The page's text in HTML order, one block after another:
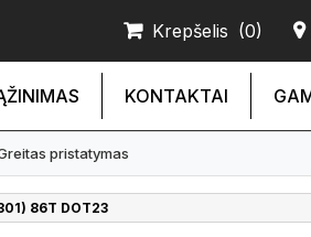
Krepšelis (0)
KONTAKTAI
pristatymas
86T DOT23